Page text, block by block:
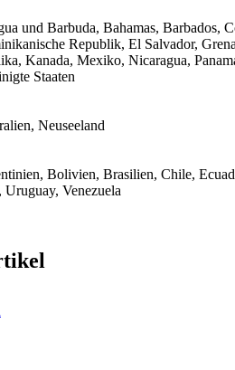
und Barbuda, Bahamas, Barbados,
Republik, El Salvador,
Kanadа, Mexiko, Nicaragua,
Staaten
Neuseeland
Bolivien, Brasilien, Chile,
Uruguay, Venezuela